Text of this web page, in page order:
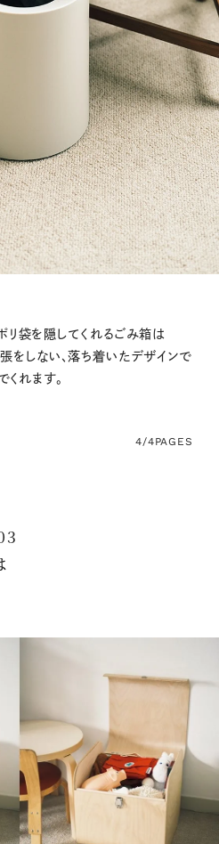
袋を隠してくれるごみ箱は
をしない、落ち着いたデザインで
くれます。
4/4PAGES